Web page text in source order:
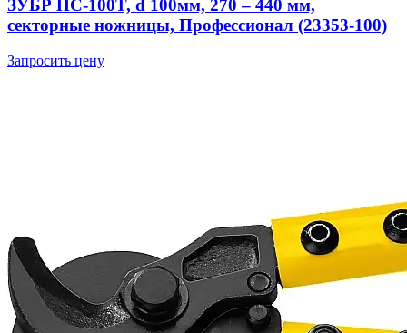
ЗУБР НС-100T, d 100мм, 270 – 440 мм,
секторные ножницы, Профессионал (23353-100)
Запросить цену